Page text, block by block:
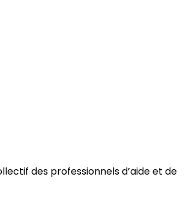
des professionnels d’aide et de